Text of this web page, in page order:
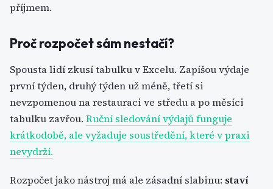
příjmem.
Proč rozpočet sám nestačí?
Spousta lidí zkusí tabulku v Excelu. Zapíšou výdaje
první týden, druhý týden už méně, třetí si
nevzpomenou na restauraci ve středu a po měsíci
tabulku zavřou. Ruční sledování výdajů funguje
krátkodobě, ale vyžaduje soustředění, které v praxi
nevydrží.
Rozpočet jako nástroj má ale zásadní slabinu: staví